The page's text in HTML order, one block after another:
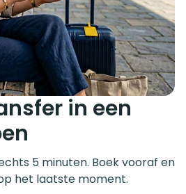
in een
5 minuten. Boek vooraf en
het laatste moment.